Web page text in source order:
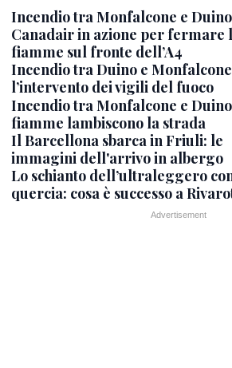
Incendio tra Monfalcone e
Canadair in azione per fermare
fiamme sul fronte dell’A4
Incendio tra Duino e
l’intervento dei vigili del fuoco
Incendio tra Monfalcone e
fiamme lambiscono la strada
Il Barcellona sbarca in Friuli: le
immagini dell'arrivo in albergo
Lo schianto dell’ultraleggero
quercia: cosa è successo a